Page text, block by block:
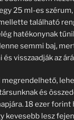
25 ml-es
található
hatékonynak
semmi baj,
visszaadják az
és
18 ezer
kevesebb lesz